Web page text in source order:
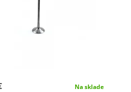
Na sklade